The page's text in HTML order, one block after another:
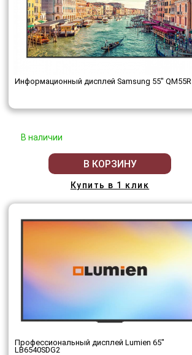
Информационный дисплей Samsung 55" QM55R
В наличии
В КОРЗИНУ
Купить в 1 клик
Профессиональный дисплей Lumien 65"
LB6540SDG2